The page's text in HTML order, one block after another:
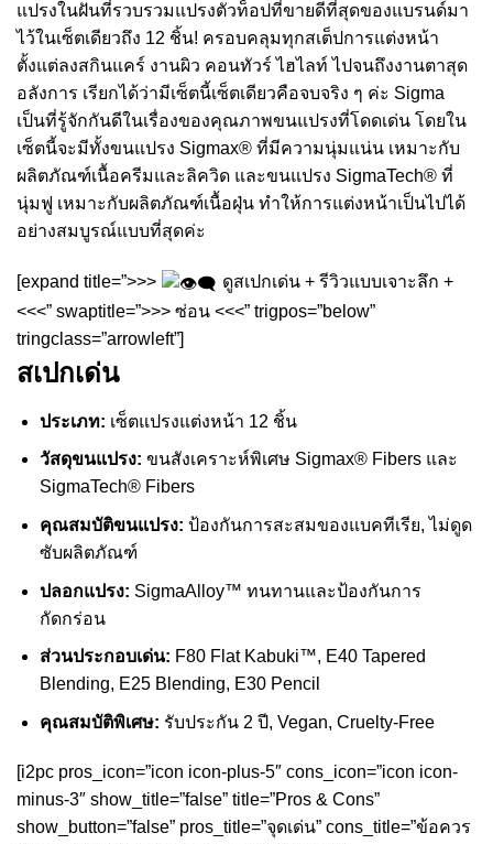
แปรงในฝันที่รวบรวมแปรงตัวท็อปที่ขายดีที่สุดของแบรนด์มา
ไว้ในเซ็ตเดียวถึง 12 ชิ้น! ครอบคลุมทุกสเต็ปการแต่งหน้า
ตั้งแต่ลงสกินแคร์ งานผิว คอนทัวร์ ไฮไลท์ ไปจนถึงงานตาสุด
อลังการ เรียกได้ว่ามีเซ็ตนี้เซ็ตเดียวคือจบจริง ๆ ค่ะ Sigma
เป็นที่รู้จักกันดีในเรื่องของคุณภาพขนแปรงที่โดดเด่น โดยใน
เซ็ตนี้จะมีทั้งขนแปรง Sigmax® ที่มีความนุ่มแน่น เหมาะกับ
ผลิตภัณฑ์เนื้อครีมและลิควิด และขนแปรง SigmaTech® ที่
นุ่มฟู เหมาะกับผลิตภัณฑ์เนื้อฝุ่น ทำให้การแต่งหน้าเป็นไปได้
อย่างสมบูรณ์แบบที่สุดค่ะ
[expand title=”>>>
ดูสเปกเด่น + รีวิวแบบเจาะลึก +
<<<” swaptitle=”>>> ซ่อน <<<” trigpos=”below”
tringclass=”arrowleft”]
สเปกเด่น
ประเภท: เซ็ตแปรงแต่งหน้า 12 ชิ้น
วัสดุขนแปรง: ขนสังเคราะห์พิเศษ Sigmax® Fibers และ
SigmaTech® Fibers
คุณสมบัติขนแปรง: ป้องกันการสะสมของแบคทีเรีย, ไม่ดูด
ซับผลิตภัณฑ์
ปลอกแปรง: SigmaAlloy™ ทนทานและป้องกันการ
กัดกร่อน
ส่วนประกอบเด่น: F80 Flat Kabuki™, E40 Tapered
Blending, E25 Blending, E30 Pencil
คุณสมบัติพิเศษ: รับประกัน 2 ปี, Vegan, Cruelty-Free
[i2pc pros_icon=”icon icon-plus-5″ cons_icon=”icon icon-
minus-3″ show_title=”false” title=”Pros & Cons”
show_button=”false” pros_title=”จุดเด่น” cons_title=”ข้อควร